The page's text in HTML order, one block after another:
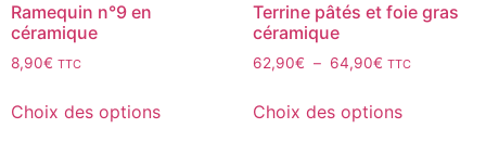
Ramequin n°9 en
céramique
8,90€ TTC
Choix des options
Terrine pâtés et foie gras
céramique
62,90€ – 64,90€ TTC
Choix des options